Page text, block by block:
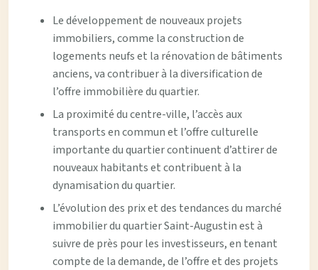
Le développement de nouveaux projets
immobiliers, comme la construction de
logements neufs et la rénovation de bâtiments
anciens, va contribuer à la diversification de
l’offre immobilière du quartier.
La proximité du centre-ville, l’accès aux
transports en commun et l’offre culturelle
importante du quartier continuent d’attirer de
nouveaux habitants et contribuent à la
dynamisation du quartier.
L’évolution des prix et des tendances du marché
immobilier du quartier Saint-Augustin est à
suivre de près pour les investisseurs, en tenant
compte de la demande, de l’offre et des projets